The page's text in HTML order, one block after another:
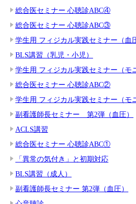
総合医セミナー 心聴診ABC④
総合医セミナー 心聴診ABC③
学生用 フィジカル実践セミナー（血
BLS講習（乳児・小児）
学生用 フィジカル実践セミナー（モ
総合医セミナー 心聴診ABC②
学生用 フィジカル実践セミナー（モ
副看護師長セミナー 第2弾（血圧）
ACLS講習
総合医セミナー 心聴診ABC①
「異常の気付き」と初期対応
BLS講習（成人）
副看護師長セミナー 第2弾（血圧）